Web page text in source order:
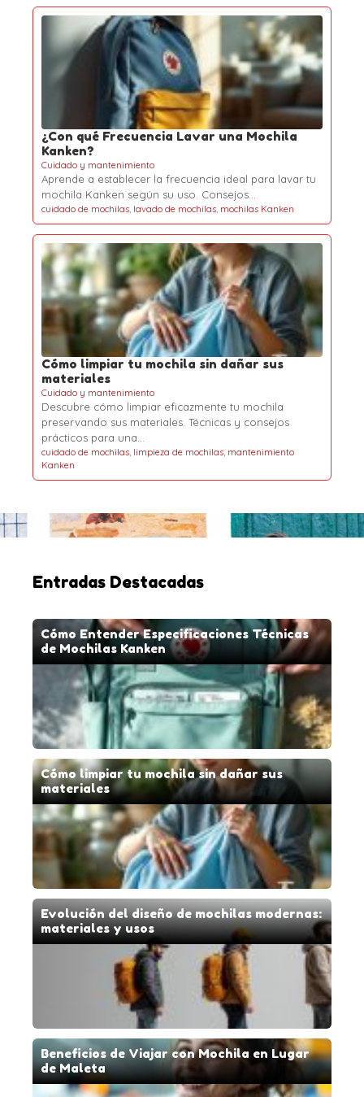
¿Con qué Frecuencia Lavar una Mochila
Kanken?
Cuidado y mantenimiento
Aprende a establecer la frecuencia ideal para lavar tu
mochila Kanken según su uso. Consejos…
cuidado de mochilas, lavado de mochilas, mochilas Kanken
Cómo limpiar tu mochila sin dañar sus
materiales
Cuidado y mantenimiento
Descubre cómo limpiar eficazmente tu mochila
preservando sus materiales. Técnicas y consejos
prácticos para una…
cuidado de mochilas, limpieza de mochilas, mantenimiento
Kanken
Entradas Destacadas
Cómo Entender Especificaciones Técnicas
de Mochilas Kanken
Cómo limpiar tu mochila sin dañar sus
materiales
Evolución del diseño de mochilas modernas:
materiales y usos
Beneficios de Viajar con Mochila en Lugar
de Maleta